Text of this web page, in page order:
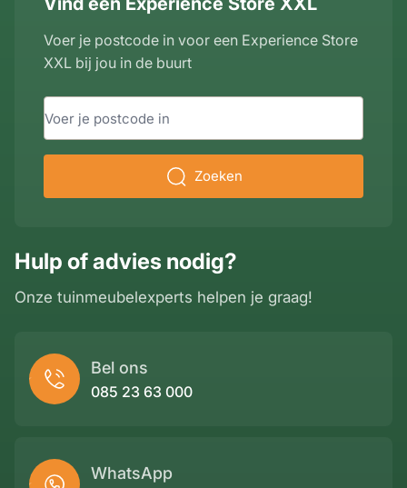
Hulp of advies nodig?
Onze tuinmeubelexperts helpen je graag!
Bel ons
085 23 63 000
WhatsApp
Voer je postcode in voor een Experience Store
XXL bij jou in de buurt
Zoeken